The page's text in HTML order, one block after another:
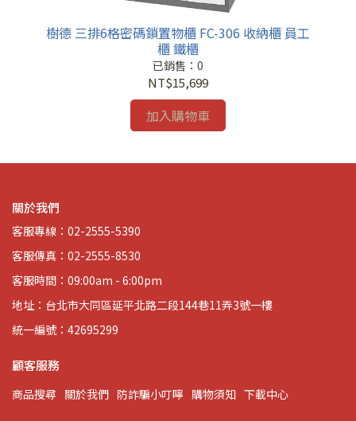
樹德 三排6格密碼鎖置物櫃 FC-306 收納櫃 員工
櫃 鐵櫃
已銷售：0
NT$15,699
加入購物車
關於我們
客服專線：02-2555-5390
客服傳真：02-2555-8530
客服時間：09:00am - 6:00pm
地址：台北市大同區延平北路二段144巷11弄3號一樓
統一編號：42695299
顧客服務
商品搜尋 關於我們 防詐騙小叮嚀 購物須知 下載中心